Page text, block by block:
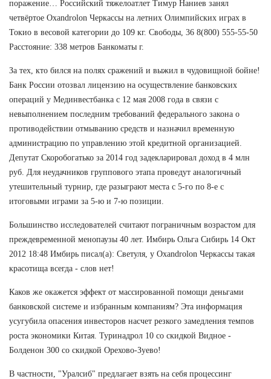
поражение… Российский тяжелоатлет Тимур Наниев занял
четвёртое Oxandrolon Черкассы на летних Олимпийских играх в
Токио в весовой категории до 109 кг. Свободы, 36 8(800) 555-55-50
Расстояние: 338 метров Банкоматы г.
За тех, кто бился на полях сражений и выжил в чудовищной бойне!
Банк России отозвал лицензию на осуществление банковских
операций у Мединвестбанка с 12 мая 2008 года в связи с
невыполнением последним требований федерального закона о
противодействии отмыванию средств и назначил временную
администрацию по управлению этой кредитной организацией.
Депутат Скоробогатько за 2014 год задекларировал доход в 4 млн
руб. Для неудачников группового этапа проведут аналогичный
утешительный турнир, где разыграют места с 5-го по 8-е с
итоговыми играми за 5-ю и 7-ю позиции.
Большинство исследователей считают пограничным возрастом для
преждевременной менопаузы 40 лет. Имбирь Ольга Сибирь 14 Окт
2012 18:48 Имбирь писал(а): Светуля, у Oxandrolon Черкассы такая
красотища всегда - слов нет!
Каков же окажется эффект от массированной помощи деньгами
банковской системе и избранным компаниям? Эта информация
усугубила опасения инвесторов насчет резкого замедления темпов
роста экономики Китая. Туринадрол 10 со скидкой Видное -
Болденон 300 со скидкой Орехово-Зуево!
В частности, "Уралсиб" предлагает взять на себя процессинг